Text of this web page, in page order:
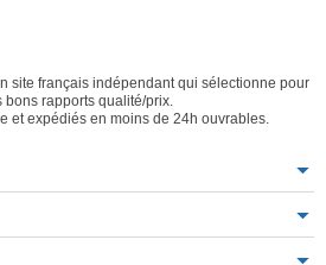
site français indépendant qui sélectionne pour
bons rapports qualité/prix.
et expédiés en moins de 24h ouvrables.